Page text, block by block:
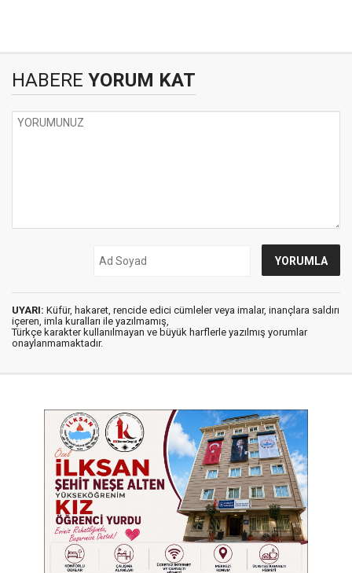
HABERE YORUM KAT
UYARI: Küfür, hakaret, rencide edici cümleler veya imalar, inançlara saldırı
içeren, imla kuralları ile yazılmamış,
Türkçe karakter kullanılmayan ve büyük harflerle yazılmış yorumlar
onaylanmamaktadır.